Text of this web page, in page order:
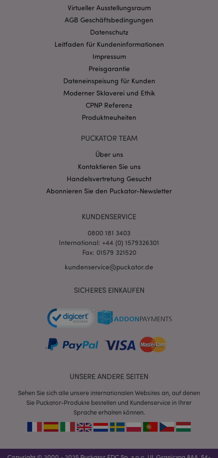
Virtueller Ausstellungsraum
AGB Geschäftsbedingungen
Datenschutz
Leitfaden für Kundeninformationen
Impressum
Preisgarantie
Dateneinspeisung für Kunden
Moderner Sklaverei und Ethik
CPNP Referenz
Produktneuheiten
PUCKATOR TEAM
Über uns
Kontaktieren Sie uns
Handelsvertretung Gesucht
Abonnieren Sie den Puckator-Newsletter
KUNDENSERVICE
0800 181 3403
International: +44 (0) 1579326301
Fax: 01579 321520
kundenservice@puckator.de
SICHERES EINKAUFEN
UNSERE ANDERE SEITEN
Sehen Sie sich alle unsere internationalen Websites an, auf denen
Sie Puckator-Produkte bestellen und Kundenservice in Ihrer
Sprache erhalten können.
Ohne unbedingt notwendige cookies kann die
Website nicht richtig genutzt werden.
CookieScriptConsent
.www.puckator.de
mage-messages
Adobe Inc.
mage-cache-sessid